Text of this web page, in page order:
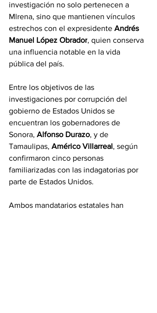
investigación no solo pertenecen a
Mlrena, sino que mantienen vínculos
estrechos con el expresidente Andrés
Manuel López Obrador, quien conserva
una influencia notable en la vida
pública del país.
Entre los objetivos de las
investigaciones por corrupción del
gobierno de Estados Unidos se
encuentran los gobernadores de
Sonora, Alfonso Durazo, y de
Tamaulipas, Américo Villarreal, según
confirmaron cinco personas
familiarizadas con las indagatorias por
parte de Estados Unidos.
Ambos mandatarios estatales han